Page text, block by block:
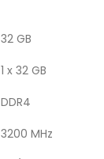
32 GB
1 x 32 GB
DDR4
3200 MHz